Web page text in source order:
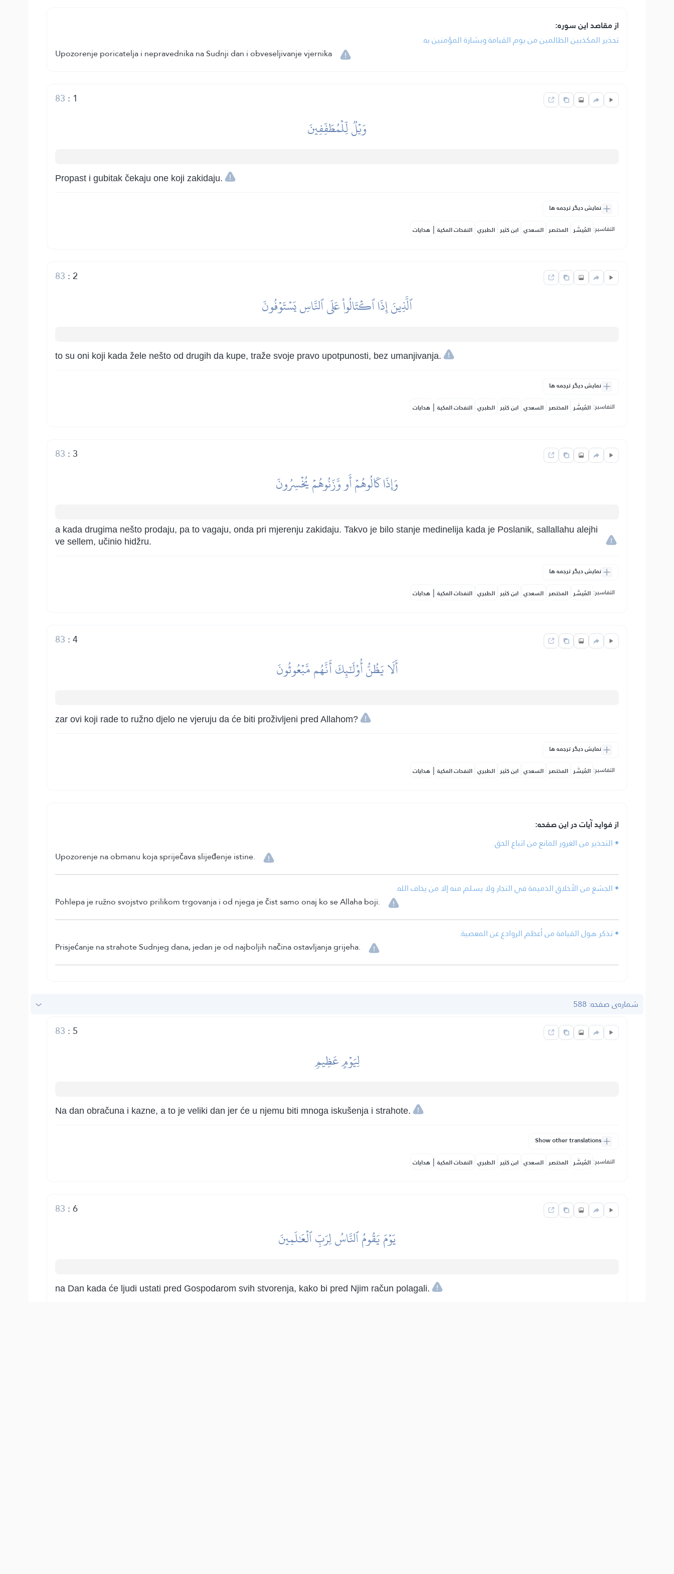
از مقاصد این سوره:
تحذير المكذبين الظالمين من يوم القيامة وبشارة المؤمنين به.
Upozorenje poricatelja i nepravednika na Sudnji dan i obveseljivanje vjernika
1
:
83
وَيۡلٞ لِّلۡمُطَفِّفِينَ
Propast i gubitak čekaju one koji zakidaju.
نمایش دیگر ترجمه ها
التفاسير: المُيسَّر المختصر السعدي ابن كثير الطبري النفحات المكية | هدايات
2
:
83
ٱلَّذِينَ إِذَا ٱكۡتَالُواْ عَلَى ٱلنَّاسِ يَسۡتَوۡفُونَ
to su oni koji kada žele nešto od drugih da kupe, traže svoje pravo upotpunosti, bez umanjivanja.
نمایش دیگر ترجمه ها
التفاسير: المُيسَّر المختصر السعدي ابن كثير الطبري النفحات المكية | هدايات
3
:
83
وَإِذَا كَالُوهُمۡ أَو وَّزَنُوهُمۡ يُخۡسِرُونَ
a kada drugima nešto prodaju, pa to vagaju, onda pri mjerenju zakidaju. Takvo je bilo stanje medinelija kada je Poslanik, sallallahu alejhi
ve sellem, učinio hidžru.
نمایش دیگر ترجمه ها
التفاسير: المُيسَّر المختصر السعدي ابن كثير الطبري النفحات المكية | هدايات
4
:
83
أَلَا يَظُنُّ أُوْلَٰٓئِكَ أَنَّهُم مَّبۡعُوثُونَ
zar ovi koji rade to ružno djelo ne vjeruju da će biti proživljeni pred Allahom?
نمایش دیگر ترجمه ها
التفاسير: المُيسَّر المختصر السعدي ابن كثير الطبري النفحات المكية | هدايات
از فواید آیات در این صفحه:
• التحذير من الغرور المانع من اتباع الحق.
Upozorenje na obmanu koja spriječava slijeđenje istine.
• الجشع من الأخلاق الذميمة في التجار ولا يسلم منه إلا من يخاف الله.
Pohlepa je ružno svojstvo prilikom trgovanja i od njega je čist samo onaj ko se Allaha boji.
• تذكر هول القيامة من أعظم الروادع عن المعصية.
Prisjećanje na strahote Sudnjeg dana, jedan je od najboljih načina ostavljanja grijeha.
شماره‌ى صفحه: 588
5
:
83
لِيَوۡمٍ عَظِيمٖ
Na dan obračuna i kazne, a to je veliki dan jer će u njemu biti mnoga iskušenja i strahote.
Show other translations
التفاسير: المُيسَّر المختصر السعدي ابن كثير الطبري النفحات المكية | هدايات
6
:
83
يَوۡمَ يَقُومُ ٱلنَّاسُ لِرَبِّ ٱلۡعَٰلَمِينَ
na Dan kada će ljudi ustati pred Gospodarom svih stvorenja, kako bi pred Njim račun polagali.